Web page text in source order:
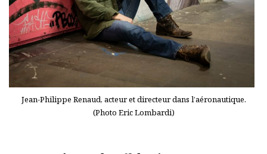
Jean-Philippe Renaud, acteur et directeur dans l’aéronautique.
(Photo Eric Lombardi)